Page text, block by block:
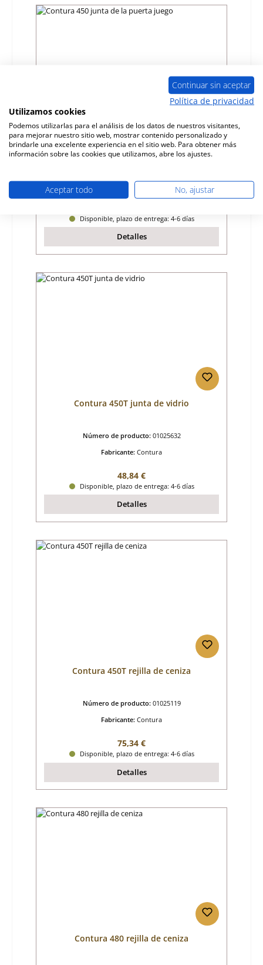
Contura 450 junta de la puerta juego
Fabricante:Contura
Disponible, plazo de entrega: 4-6 días
Detalles
Contura 450T junta de vidrio
Número de producto: 01025632
Fabricante: Contura
Precio normal:
48,84 €
Disponible, plazo de entrega: 4-6 días
Detalles
Contura 450T rejilla de ceniza
Número de producto: 01025119
Fabricante: Contura
Precio normal:
75,34 €
Disponible, plazo de entrega: 4-6 días
Detalles
Contura 480 rejilla de ceniza
Continuar sin aceptar
Política de privacidad
Utilizamos cookies
Podemos utilizarlas para el análisis de los datos de nuestros visitantes,
para mejorar nuestro sitio web, mostrar contenido personalizado y
brindarle una excelente experiencia en el sitio web. Para obtener más
información sobre las cookies que utilizamos, abre los ajustes.
Aceptar todo No, ajustar